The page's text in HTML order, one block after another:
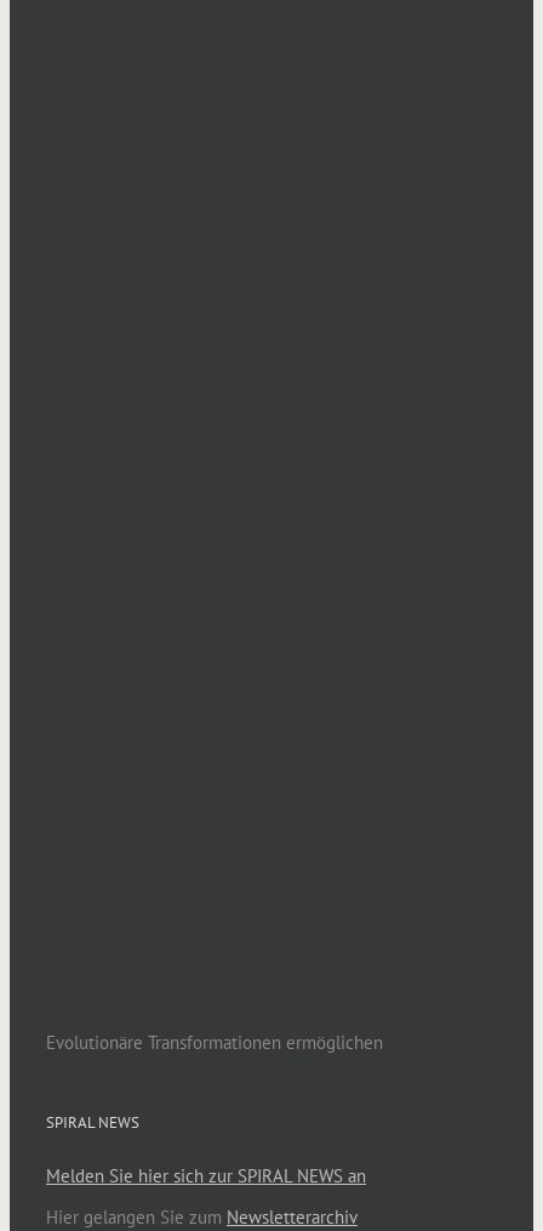
Evolutionäre Transformationen ermöglichen
SPIRAL NEWS
Melden Sie hier sich zur SPIRAL NEWS an
Hier gelangen Sie zum Newsletterarchiv